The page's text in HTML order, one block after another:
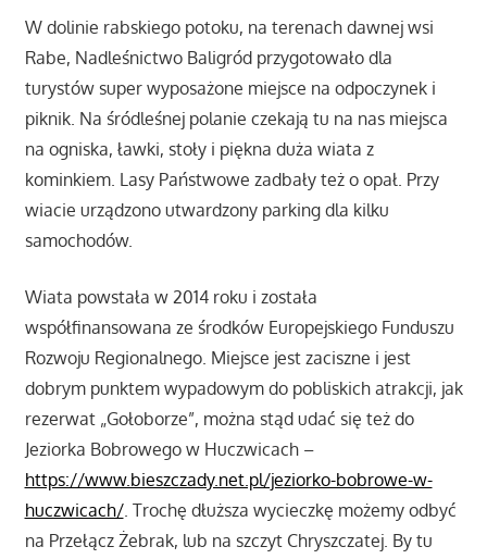
W dolinie rabskiego potoku, na terenach dawnej wsi
Rabe, Nadleśnictwo Baligród przygotowało dla
turystów super wyposażone miejsce na odpoczynek i
piknik. Na śródleśnej polanie czekają tu na nas miejsca
na ogniska, ławki, stoły i piękna duża wiata z
kominkiem. Lasy Państwowe zadbały też o opał. Przy
wiacie urządzono utwardzony parking dla kilku
samochodów.
Wiata powstała w 2014 roku i została
współfinansowana ze środków Europejskiego Funduszu
Rozwoju Regionalnego. Miejsce jest zaciszne i jest
dobrym punktem wypadowym do pobliskich atrakcji, jak
rezerwat „Gołoborze”, można stąd udać się też do
Jeziorka Bobrowego w Huczwicach –
https://www.bieszczady.net.pl/jeziorko-bobrowe-w-
huczwicach/. Trochę dłuższa wycieczkę możemy odbyć
na Przełącz Żebrak, lub na szczyt Chryszczatej. By tu